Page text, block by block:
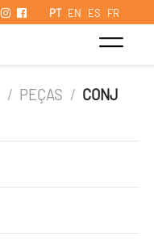
PT EN ES FR
/ PEÇAS / CONJ